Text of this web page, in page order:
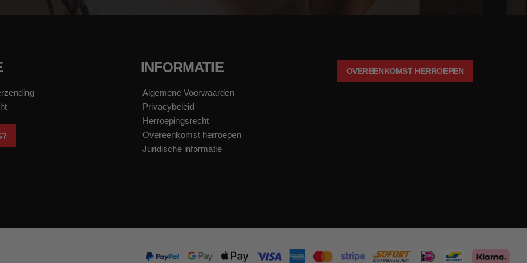
INFORMATIE
Algemene Voorwaarden
Privacybeleid
Herroepingsrecht
Overeenkomst herroepen
Juridische informatie
OVEREENKOMST HERROEPEN